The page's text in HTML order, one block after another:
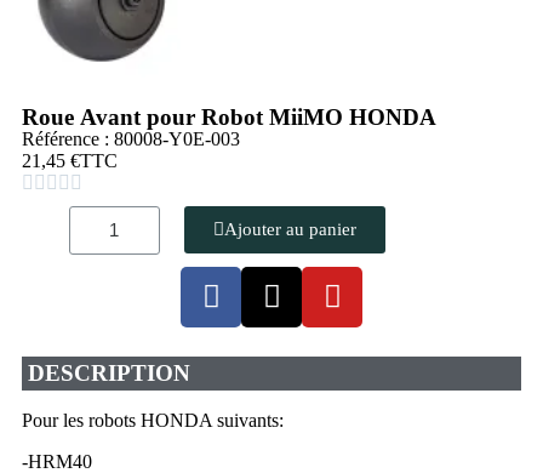
Roue Avant pour Robot MiiMO HONDA
Référence : 80008-Y0E-003
21,45 €TTC
    
Ajouter au panier
DESCRIPTION
Pour les robots HONDA suivants:
-HRM40